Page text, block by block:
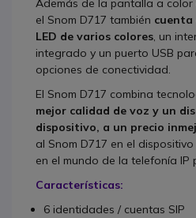
Además de la pantalla a
el Snom D717 también cuenta
LED de varios colores, un
integrado y un puerto USB
opciones de conectividad.
El Snom D717 combina
mejor calidad de voz y un
dispositivo, a un precio
al Snom D717 en el
en el mundo de la telefonía IP
Características:
6 identidades / cuentas SIP